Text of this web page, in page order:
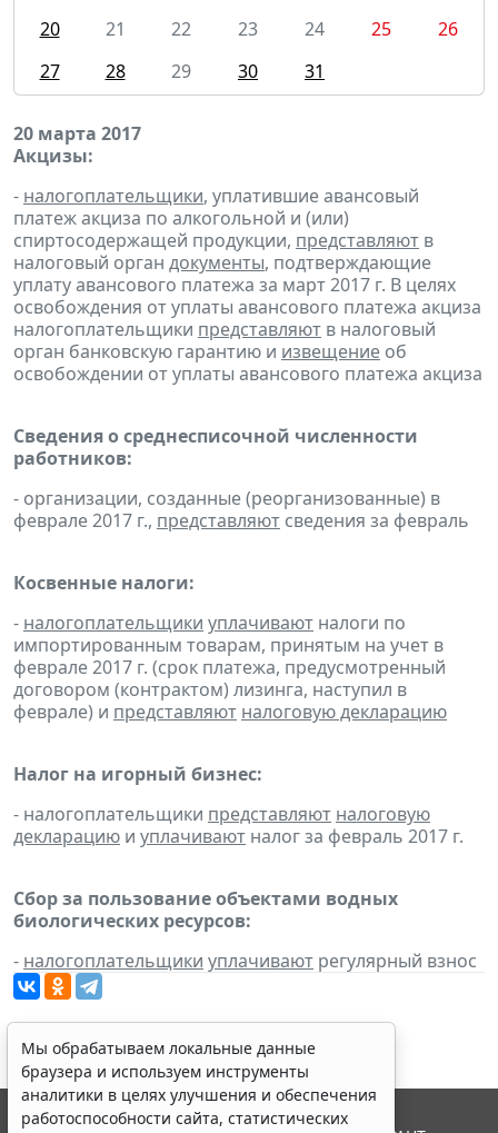
20
21 22 23 24 25
26
27
28 29 30 31
20 марта 2017
Акцизы:
- налогоплательщики, уплатившие авансовый
платеж акциза по алкогольной и (или)
спиртосодержащей продукции, представляют в
налоговый орган документы, подтверждающие
уплату авансового платежа за март 2017 г. В целях
освобождения от уплаты авансового платежа акциза
налогоплательщики представляют в налоговый
орган банковскую гарантию и извещение об
освобождении от уплаты авансового платежа акциза
Сведения о среднесписочной численности
работников:
- организации, созданные (реорганизованные) в
феврале 2017 г., представляют сведения за февраль
Косвенные налоги:
- налогоплательщики уплачивают налоги по
импортированным товарам, принятым на учет в
феврале 2017 г. (срок платежа, предусмотренный
договором (контрактом) лизинга, наступил в
феврале) и представляют налоговую декларацию
Налог на игорный бизнес:
- налогоплательщики представляют налоговую
декларацию и уплачивают налог за февраль 2017 г.
Сбор за пользование объектами водных
биологических ресурсов:
- налогоплательщики уплачивают регулярный взнос
Мы обрабатываем локальные данные
браузера и используем инструменты
аналитики в целях улучшения и обеспечения
работоспособности сайта, статистических